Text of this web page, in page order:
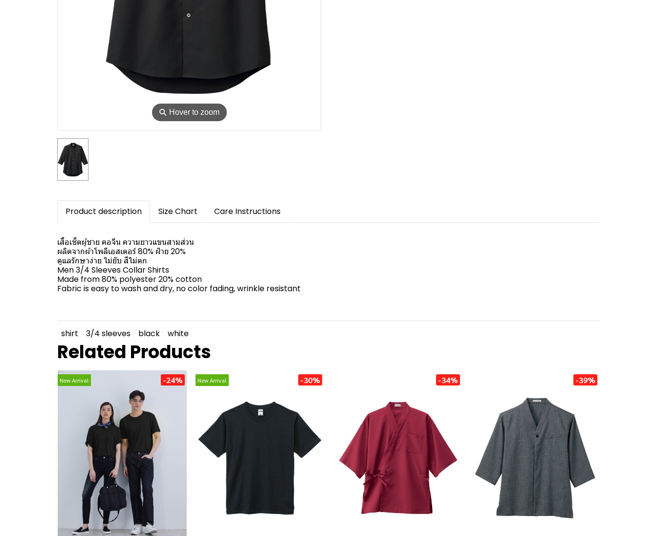
⚲ Hover to zoom
Product description Size Chart Care Instructions
เสื้อเชิ้ตผู้ชาย คอจีน ความยาวแขนสามส่วน
ผลิตจากผ้าโพลีเอสเตอร์ 80% ฝ้าย 20%
ดูแลรักษาง่าย ไม่ยับ สีไม่ตก
Men 3/4 Sleeves Collar Shirts
Made from 80% polyester 20% cotton
Fabric is easy to wash and dry, no color fading, wrinkle resistant
shirt 3/4 sleeves black white
Related Products
New Arrival -24% New Arrival -30% -34% -39%